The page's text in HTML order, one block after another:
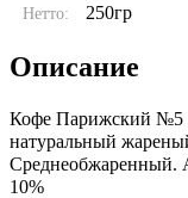
Нетто: 250гр
Описание
Кофе Парижский №5
натуральный
Среднеобжаренный.
10%